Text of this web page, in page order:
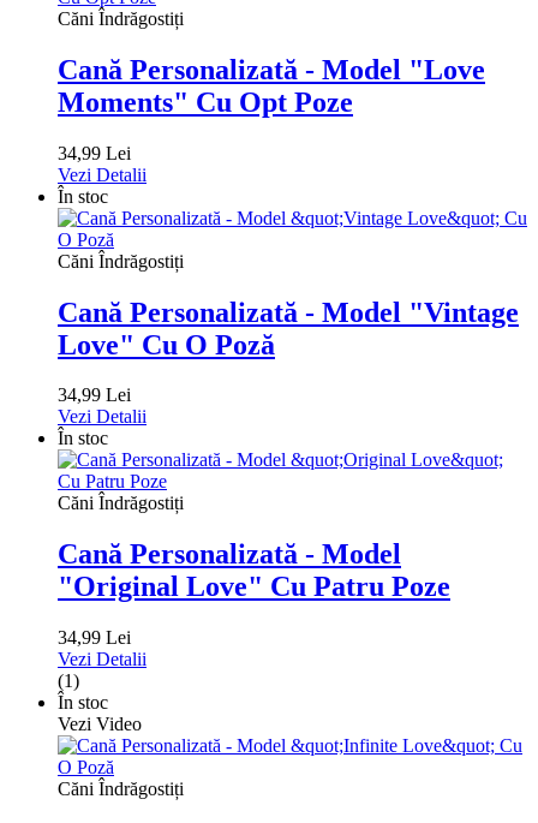
Căni Îndrăgostiți
Cană Personalizată - Model "Love
Moments" Cu Opt Poze
34,99 Lei
Vezi Detalii
În stoc
Căni Îndrăgostiți
Cană Personalizată - Model "Vintage
Love" Cu O Poză
34,99 Lei
Vezi Detalii
În stoc
Căni Îndrăgostiți
Cană Personalizată - Model
"Original Love" Cu Patru Poze
34,99 Lei
Vezi Detalii
(1)
În stoc
Vezi Video
Căni Îndrăgostiți